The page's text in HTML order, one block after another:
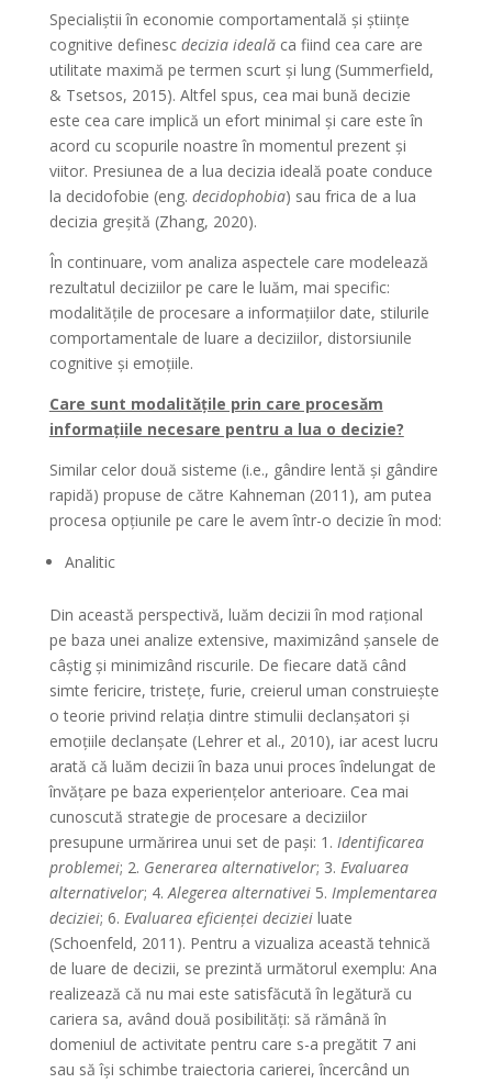
Specialiștii în economie comportamentală și științe
cognitive definesc decizia idealăca fiind cea care are
utilitate maximă pe termen scurt și lung (Summerfield,
& Tsetsos, 2015). Altfel spus, cea mai bună decizie
este cea care implică un efort minimal și care este în
acord cu scopurile noastre în momentul prezent și
viitor. Presiunea de a lua decizia ideală poate conduce
la decidofobie (eng. decidophobia) sau frica de a lua
decizia greșită (Zhang, 2020).
În continuare, vom analiza aspectele care modelează
rezultatul deciziilor pe care le luăm, mai specific:
modalitățile de procesare a informațiilor date, stilurile
comportamentale de luare a deciziilor, distorsiunile
cognitive și emoțiile.
Care sunt modalitățile prin care procesăm
informațiile necesare pentru a lua o decizie?
Similar celor două sisteme (i.e., gândire lentă și gândire
rapidă) propuse de către Kahneman (2011), am putea
procesa opțiunile pe care le avem într-o decizie în mod:
Analitic
Din această perspectivă, luăm decizii în mod rațional
pe baza unei analize extensive, maximizând șansele de
câștig și minimizând riscurile. De fiecare dată când
simte fericire, tristețe, furie, creierul uman construiește
o teorie privind relația dintre stimulii declanșatori și
emoțiile declanșate (Lehrer et al., 2010), iar acest lucru
arată că luăm decizii în baza unui proces îndelungat de
învățare pe baza experiențelor anterioare. Cea mai
cunoscută strategie de procesare a deciziilor
presupune urmărirea unui set de pași: 1. Identificarea
problemei; 2. Generarea alternativelor; 3. Evaluarea
alternativelor; 4.Alegerea alternativei 5. Implementarea
deciziei; 6. Evaluarea eficienței decizieiluate
(Schoenfeld, 2011). Pentru a vizualiza această tehnică
de luare de decizii, se prezintă următorul exemplu: Ana
realizează că nu mai este satisfăcută în legătură cu
cariera sa, având două posibilități: să rămână în
domeniul de activitate pentru care s-a pregătit 7 ani
sau să își schimbe traiectoria carierei, încercând un